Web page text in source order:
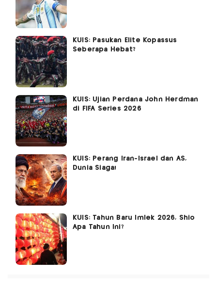
KUIS: Pasukan Elite Kopassus
Seberapa Hebat?
KUIS: Ujian Perdana John Herdman
di FIFA Series 2026
KUIS: Perang Iran-Israel dan AS,
Dunia Siaga!
KUIS: Tahun Baru Imlek 2026, Shio
Apa Tahun Ini?